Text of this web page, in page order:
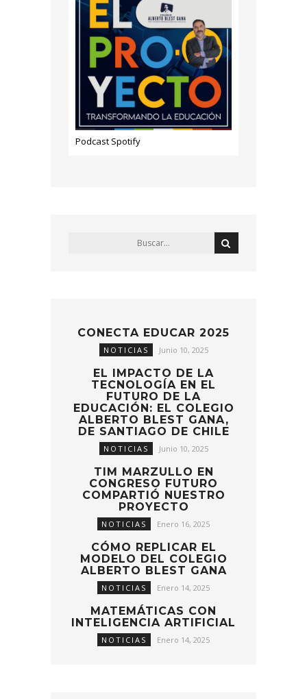
Podcast Spotify
CONECTA EDUCAR 2025
NOTICIAS Junio 10, 2025
EL IMPACTO DE LA
TECNOLOGÍA EN EL
FUTURO DE LA
EDUCACIÓN: EL COLEGIO
ALBERTO BLEST GANA,
DE SANTIAGO DE CHILE
NOTICIAS Junio 10, 2025
TIM MARZULLO EN
CONGRESO FUTURO
COMPARTIÓ NUESTRO
PROYECTO
NOTICIAS Enero 16, 2025
CÓMO REPLICAR EL
MODELO DEL COLEGIO
ALBERTO BLEST GANA
NOTICIAS Enero 14, 2025
MATEMÁTICAS CON
INTELIGENCIA ARTIFICIAL
NOTICIAS Enero 14, 2025